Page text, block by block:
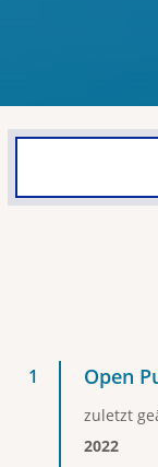
Open
zuletzt
2022